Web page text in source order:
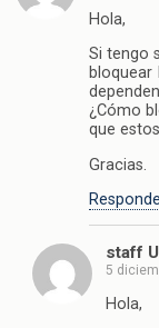
Hola,
Si tengo
bloquear
¿Cómo
que
Gracias.
staff
5
Hola,